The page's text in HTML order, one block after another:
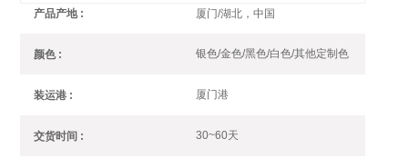
产品产地 : 厦门/湖北，中国
颜色 : 银色/金色/黑色/白色/其他定制色
装运港 : 厦门港
交货时间 : 30~60天